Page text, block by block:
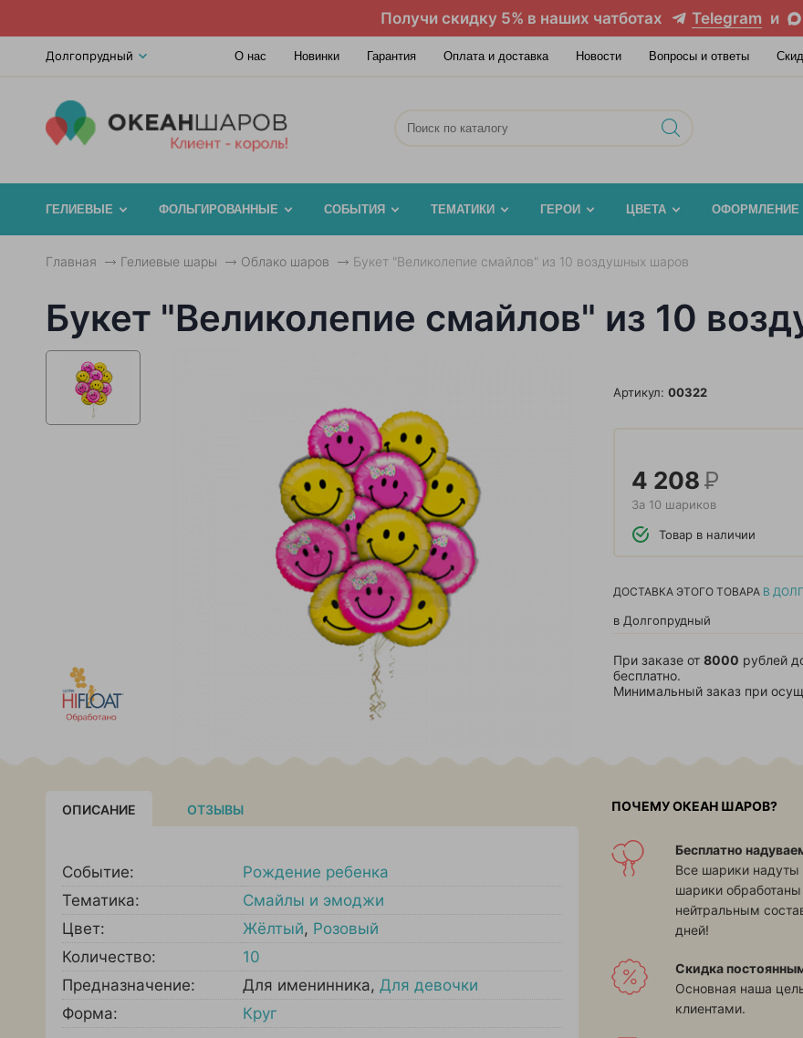
Получи скидку 5% в наших чатботах Telegram и
Долгопрудный О нас Новинки Гарантия Оплата и доставка Новости Вопросы и ответы
ГЕЛИЕВЫЕ ФОЛЬГИРОВАННЫЕ СОБЫТИЯ ТЕМАТИКИ ГЕРОИ ЦВЕТА ОФОРМЛЕНИЕ
Главная Гелиевые шары Облако шаров Букет "Великолепие смайлов" из 10 воздушных шаров
Букет "Великолепие смайлов" из 10
Артикул: 00322
4 208Р
За 10 шариков
Товар в наличии
ДОСТАВКА ЭТОГО ТОВАРА В
в Долгопрудный
При заказе от 8000 рублей
бесплатно.
Минимальный заказ при
ОПИСАНИЕ ОТЗЫВЫ
Событие:
Рождение ребенка
Тематика:
Смайлы и эмоджи
Цвет:
Жёлтый, Розовый
Количество:
10
Предназначение:
Для именинника, Для девочки
Форма:
Круг
ПОЧЕМУ ОКЕАН ШАРОВ?
Бесплатно
Все шарики
шарики
нейтральным
дней!
Скидка
Основная наша
клиентами.